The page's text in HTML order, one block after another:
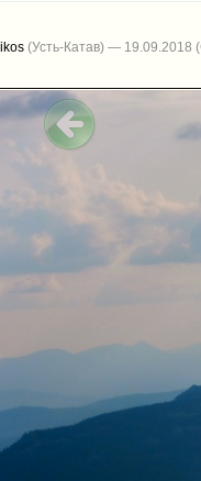
(Усть-Катав) — 19.09.2018